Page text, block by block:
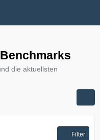
die aktuellsten
Filter